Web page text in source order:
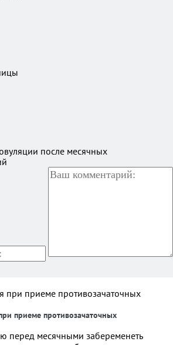
после месячных
приеме противозачаточных